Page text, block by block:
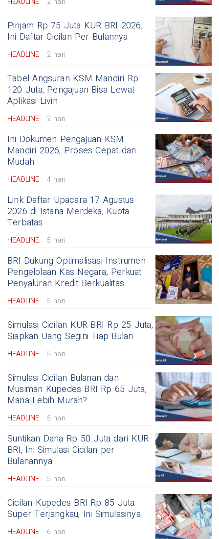
Pinjam Rp 75 Juta KUR BRI 2026,
Ini Daftar Cicilan Per Bulannya
HEADLINE 2 hari
Tabel Angsuran KSM Mandiri Rp
120 Juta, Pengajuan Bisa Lewat
Aplikasi Livin
HEADLINE 2 hari
Ini Dokumen Pengajuan KSM
Mandiri 2026, Proses Cepat dan
Mudah
HEADLINE 4 hari
Link Daftar Upacara 17 Agustus
2026 di Istana Merdeka, Kuota
Terbatas
HEADLINE 5 hari
BRI Dukung Optimalisasi Instrumen
Pengelolaan Kas Negara, Perkuat
Penyaluran Kredit Berkualitas
HEADLINE 5 hari
Simulasi Cicilan KUR BRI Rp 25 Juta,
Siapkan Uang Segini Tiap Bulan
HEADLINE 5 hari
Simulasi Cicilan Bulanan dan
Musiman Kupedes BRI Rp 65 Juta,
Mana Lebih Murah?
HEADLINE 5 hari
Suntikan Dana Rp 50 Juta dari KUR
BRI, Ini Simulasi Cicilan per
Bulanannya
HEADLINE 5 hari
Cicilan Kupedes BRI Rp 85 Juta
Super Terjangkau, Ini Simulasinya
HEADLINE 6 hari